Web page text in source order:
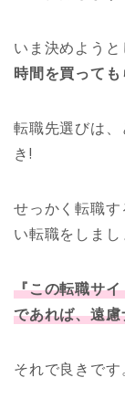
いま決めよう
時間を買っても
転職先選びは
き!
せっかく転職
い転職をしまし
『この転職サ
であれば、遠
それで良きです